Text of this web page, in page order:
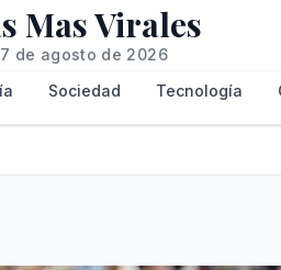
Mas Virales
de agosto de 2026
Sociedad Tecnología